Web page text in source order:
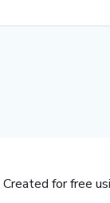
for free